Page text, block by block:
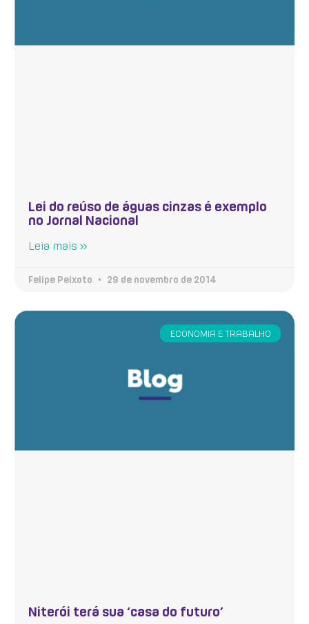
Lei do reúso de águas cinzas é exemplo
no Jornal Nacional
Leia mais »
Felipe Peixoto 29 de novembro de 2014
ECONOMIA E TRABALHO
Niterói terá sua ‘casa do futuro’